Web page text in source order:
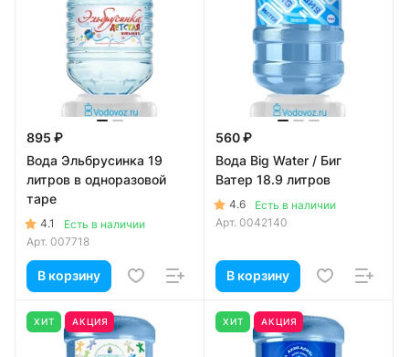
895 ₽
Вода Эльбрусинка 19
литров в одноразовой
таре
4.1
Есть в наличии
Арт. 007718
В корзину
560 ₽
Вода Big Water / Биг
Ватер 18.9 литров
4.6
Есть в наличии
Арт. 0042140
В корзину
ХИТ АКЦИЯ ХИТ АКЦИЯ